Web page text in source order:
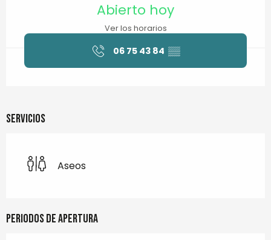
Abierto hoy
Ver los horarios
06 75 43 84 ▒▒
Servicios
Aseos
Periodos de apertura